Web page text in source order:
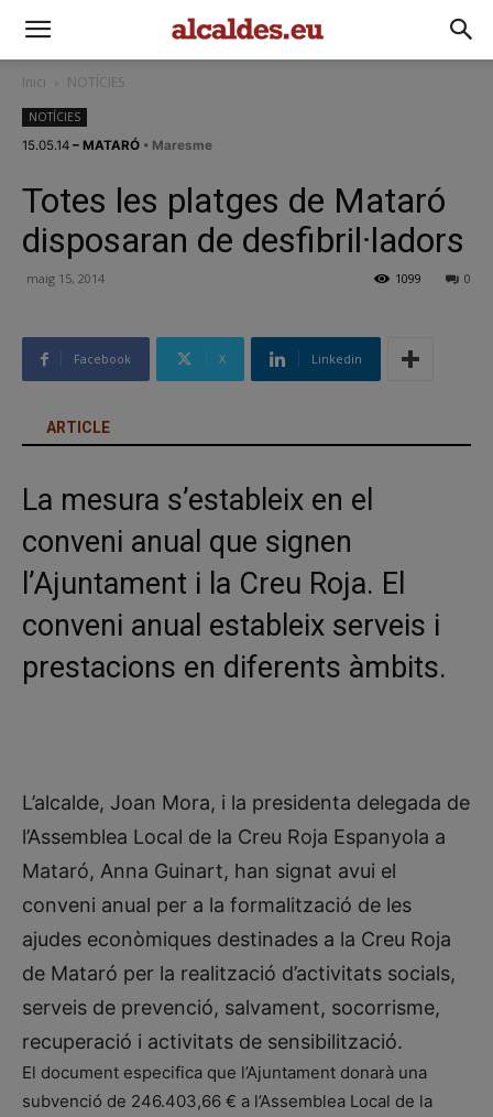
Inici NOTÍCIES
NOTÍCIES
15.05.14 – MATARÓ • Maresme
Totes les platges de Mataró
disposaran de desfibril·ladors
maig 15, 2014 0
1099
Facebook X Linkedin
ARTICLE
La mesura s’estableix en el
conveni anual que signen
l’Ajuntament i la Creu Roja. El
conveni anual estableix serveis i
prestacions en diferents àmbits.
L’alcalde, Joan Mora, i la presidenta delegada de
l’Assemblea Local de la Creu Roja Espanyola a
Mataró, Anna Guinart, han signat avui el
conveni anual per a la formalització de les
ajudes econòmiques destinades a la Creu Roja
de Mataró per la realització d’activitats socials,
serveis de prevenció, salvament, socorrisme,
recuperació i activitats de sensibilització.
El document especifica que l’Ajuntament donarà una
subvenció de 246.403,66 € a l’Assemblea Local de la